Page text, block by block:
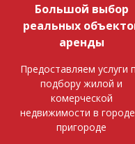
Большой выбор
реальных
аренды
Предоставляем услуги
подбору жилой и
комерческой
недвижимости в
пригороде